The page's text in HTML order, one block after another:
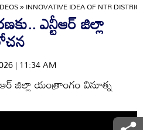
»INNOVATIVE IDEA OF ​​NTR
ఎన్టీఆర్ జిల్లా
| 11:34 AM
జిల్లా యంత్రాంగం వినూత్న